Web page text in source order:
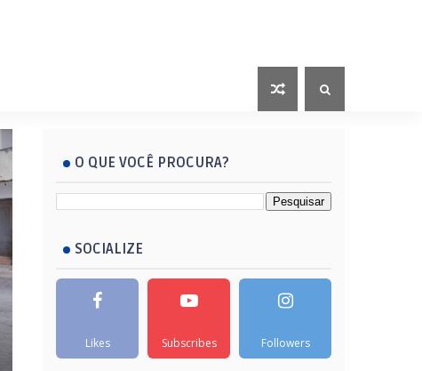
O QUE VOCÊ PROCURA?
SOCIALIZE
Likes Subscribes Followers